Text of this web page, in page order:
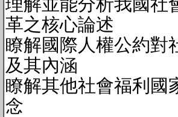
理解並能分析我國社
革之核心論述
瞭解國際人權公約對
及其內涵
瞭解其他社會福利國
念